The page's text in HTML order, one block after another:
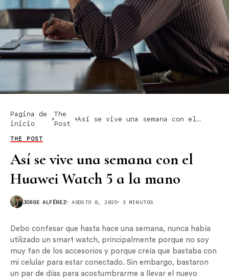
Pagina de
inicio
The
Post
Así se vive una semana con el
THE POST
Así se vive una semana con el
Huawei Watch 5 a la mano
JORGE ALFÉREZ AGOSTO 8, 2025 3 MINUTOS
Debo confesar que hasta hace una semana, nunca había
utilizado un smart watch, principalmente porque no soy
muy fan de los accesorios y porque creía que bastaba con
mi celular para estar conectado. Sin embargo, bastaron
un par de días para acostumbrarme a llevar el nuevo